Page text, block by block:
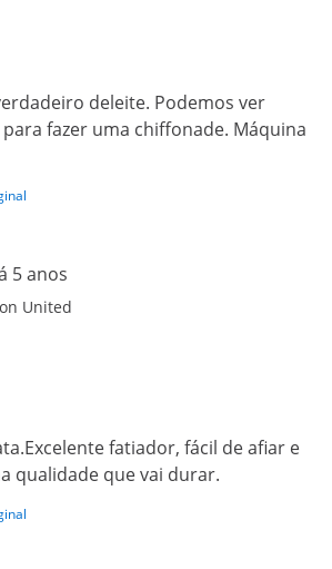
deleite. Podemos ver
fazer uma chiffonade. Máquina
5 anos
United
fatiador, fácil de afiar e
qualidade que vai durar.